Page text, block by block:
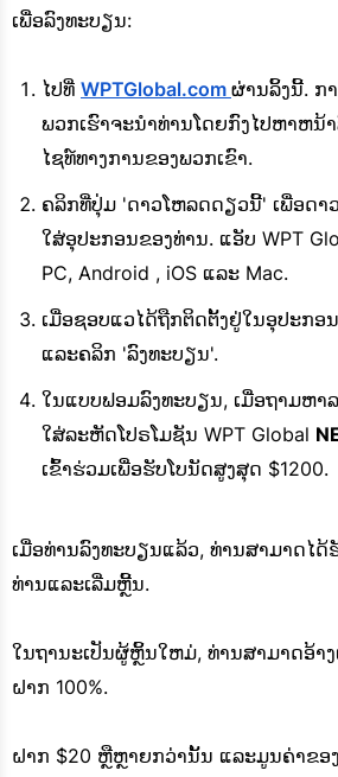
ເພື່ອລົງທະບຽນ:
ໄປທີ່ WPTGlobal.com ຜ່ານລິ້ງນີ້. ກ
ພວກເຮົາຈະນໍາທ່ານໂດຍກົງໄປຫາຫນ້
ໄຊທ໌ທາງການຂອງພວກເຂົາ.
ຄລິກທີ່ປຸ່ມ 'ດາວໂຫລດດຽວນີ້' ເພື່ອດາ
ໃສ່ອຸປະກອນຂອງທ່ານ. ແອັບ WPT
PC, Android , iOS ແລະ Mac.
ເມື່ອຊອບແວໄດ້ຖືກຕິດຕັ້ງຢູ່ໃນອຸປະກອ
ແລະຄລິກ 'ລົງທະບຽນ'.
ໃນແບບຟອມລົງທະບຽນ, ເມື່ອຖາມຫາ
ໃສ່ລະຫັດໂປຣໂມຊັນ WPT Global
ເຂົ້າຮ່ວມເພື່ອຮັບໂບນັດສູງສຸດ $1200.
ເມື່ອທ່ານລົງທະບຽນແລ້ວ, ທ່ານສາມາດໄດ້
ທ່ານແລະເລີ່ມຫຼີ້ນ.
ໃນຖານະເປັນຜູ້ຫຼິ້ນໃຫມ່, ທ່ານສາມາດອ້າງ
ຝາກ 100%.
ຝາກ $20 ຫຼືຫຼາຍກວ່ານັ້ນ ແລະມູນຄ່າຂອ